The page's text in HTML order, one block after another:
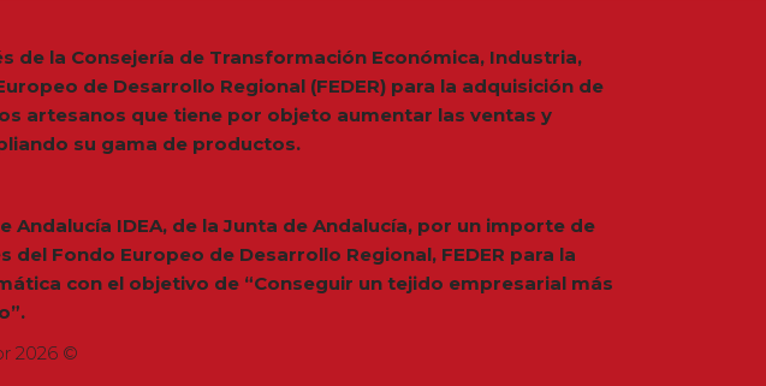
de la Consejería de Transformación Económica, Industria,
de Desarrollo Regional (FEDER) para la adquisición de
artesanos que tiene por objeto aumentar las ventas y
su gama de productos.
IDEA, de la Junta de Andalucía, por un importe de
Fondo Europeo de Desarrollo Regional, FEDER para la
con el objetivo de “Conseguir un tejido empresarial más
2026 ©